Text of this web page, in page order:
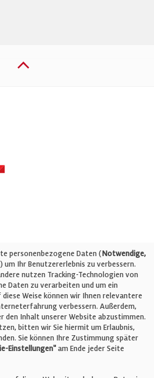
0
bau.eu
personenbezogene Daten (Notwendige,
) um Ihr Benutzererlebnis zu verbessern.
nutzen Tracking-Technologien von
Daten zu verarbeiten und um ein
Weise können wir Ihnen relevantere
verbessern. Außerdem,
den Inhalt unserer Website abzustimmen.
bitten wir Sie hiermit um Erlaubnis,
Sie können Ihre Zustimmung später
Einstellungen" am Ende jeder Seite